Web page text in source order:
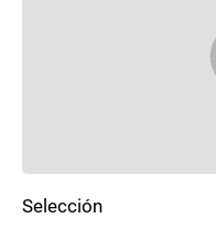
Selección